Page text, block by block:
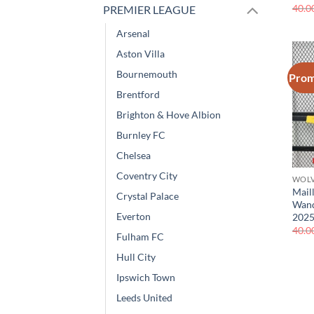
PREMIER LEAGUE
Arsenal
Aston Villa
Bournemouth
Brentford
Brighton & Hove Albion
Burnley FC
Chelsea
Coventry City
Crystal Palace
Everton
Fulham FC
Hull City
Ipswich Town
Leeds United